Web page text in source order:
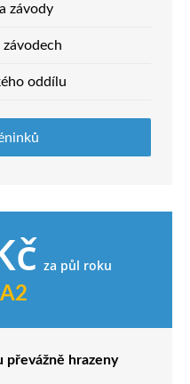
závody
oddílu
za půl roku
převážně hrazeny